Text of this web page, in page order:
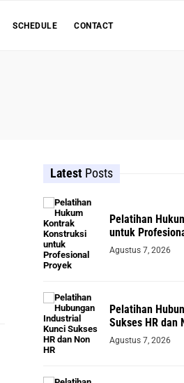
SCHEDULE CONTACT
Latest Posts
Pelatihan
untuk
Agustus 7, 2026
Pelatihan
Sukses HR dan
Agustus 7, 2026